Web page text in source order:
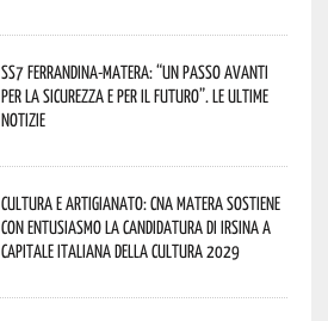
SS7 Ferrandina-Matera: “Un passo avanti
per la sicurezza e per il futuro”. Le ultime
notizie
Cultura e Artigianato: CNA Matera sostiene
con entusiasmo la candidatura di Irsina a
Capitale Italiana della Cultura 2029